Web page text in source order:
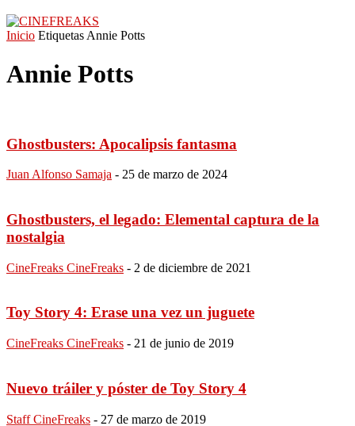
Inicio Etiquetas Annie Potts
Annie Potts
Ghostbusters: Apocalipsis fantasma
Juan Alfonso Samaja - 25 de marzo de 2024
Ghostbusters, el legado: Elemental captura de la
nostalgia
CineFreaks CineFreaks - 2 de diciembre de 2021
Toy Story 4: Erase una vez un juguete
CineFreaks CineFreaks - 21 de junio de 2019
Nuevo tráiler y póster de Toy Story 4
Staff CineFreaks - 27 de marzo de 2019